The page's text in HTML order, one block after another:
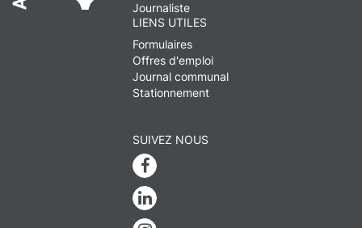
Journaliste
LIENS UTILES
Formulaires
Offres d'emploi
Journal communal
Stationnement
SUIVEZ NOUS
Facebook
Linkedin